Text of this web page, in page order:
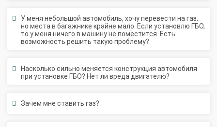
но места в багажнике крайне мало. Если установлю ГБО,
то у меня ничего в машину не поместится. Есть
возможность решить такую проблему?
при установке ГБО? Нет ли вреда двигателю?